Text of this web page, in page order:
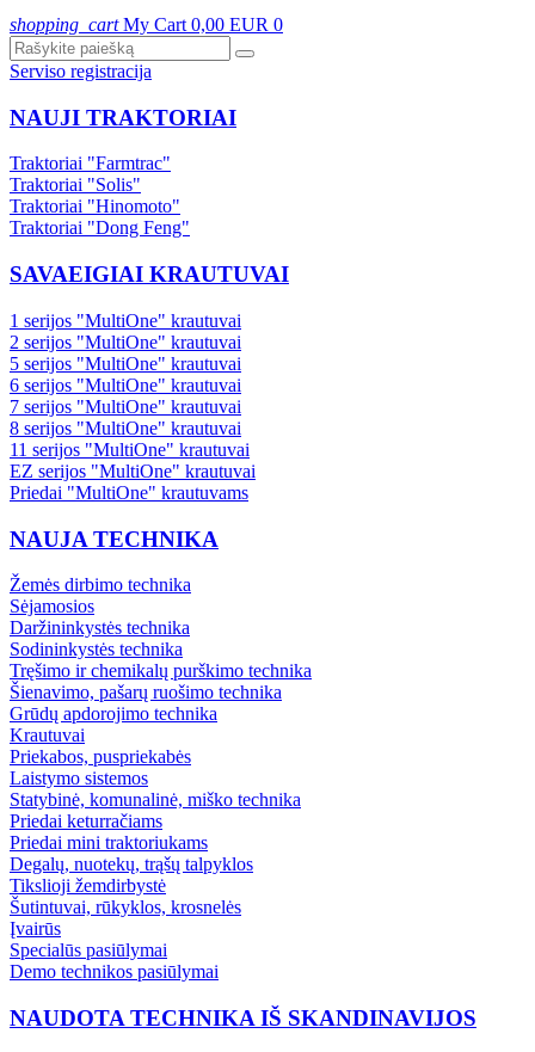
shopping_cart My Cart 0,00 EUR 0
Serviso registracija
NAUJI TRAKTORIAI
Traktoriai "Farmtrac"
Traktoriai "Solis"
Traktoriai "Hinomoto"
Traktoriai "Dong Feng"
SAVAEIGIAI KRAUTUVAI
1 serijos "MultiOne" krautuvai
2 serijos "MultiOne" krautuvai
5 serijos "MultiOne" krautuvai
6 serijos "MultiOne" krautuvai
7 serijos "MultiOne" krautuvai
8 serijos "MultiOne" krautuvai
11 serijos "MultiOne" krautuvai
EZ serijos "MultiOne" krautuvai
Priedai "MultiOne" krautuvams
NAUJA TECHNIKA
Žemės dirbimo technika
Sėjamosios
Daržininkystės technika
Sodininkystės technika
Tręšimo ir chemikalų purškimo technika
Šienavimo, pašarų ruošimo technika
Grūdų apdorojimo technika
Krautuvai
Priekabos, puspriekabės
Laistymo sistemos
Statybinė, komunalinė, miško technika
Priedai keturračiams
Priedai mini traktoriukams
Degalų, nuotekų, trąšų talpyklos
Tikslioji žemdirbystė
Šutintuvai, rūkyklos, krosnelės
Įvairūs
Specialūs pasiūlymai
Demo technikos pasiūlymai
NAUDOTA TECHNIKA IŠ SKANDINAVIJOS